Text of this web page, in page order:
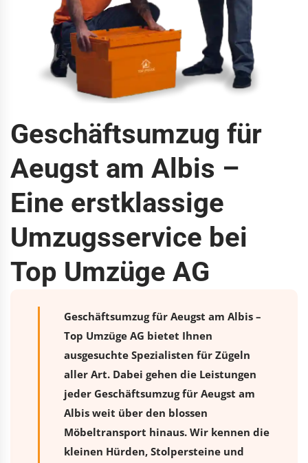
Geschäftsumzug für
Aeugst am Albis –
Eine erstklassige
Umzugsservice bei
Top Umzüge AG
Geschäftsumzug für Aeugst am Albis –
Top Umzüge AG bietet Ihnen
ausgesuchte Spezialisten für Zügeln
aller Art. Dabei gehen die Leistungen
jeder Geschäftsumzug für Aeugst am
Albis weit über den blossen
Möbeltransport hinaus. Wir kennen die
kleinen Hürden, Stolpersteine und